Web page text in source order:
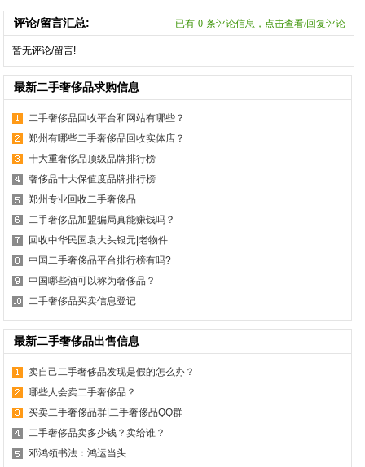
评论/留言汇总: 已有 0 条评论信息，点击查看/回复评论
暂无评论/留言!
最新二手奢侈品求购信息
二手奢侈品回收平台和网站有哪些？
郑州有哪些二手奢侈品回收实体店？
十大重奢侈品顶级品牌排行榜
奢侈品十大保值度品牌排行榜
郑州专业回收二手奢侈品
二手奢侈品加盟骗局真能赚钱吗？
回收中华民国袁大头银元|老物件
中国二手奢侈品平台排行榜有吗?
中国哪些酒可以称为奢侈品？
二手奢侈品买卖信息登记
最新二手奢侈品出售信息
卖自己二手奢侈品发现是假的怎么办？
哪些人会卖二手奢侈品？
买卖二手奢侈品群|二手奢侈品QQ群
二手奢侈品卖多少钱？卖给谁？
邓鸿领书法：鸿运当头